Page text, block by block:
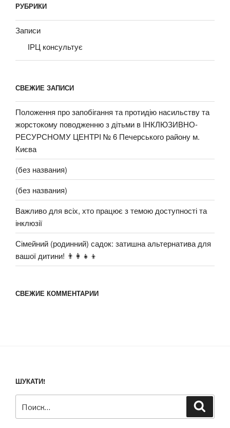
РУБРИКИ
Записи
ІРЦ консультує
СВЕЖИЕ ЗАПИСИ
Положення про запобігання та протидію насильству та
жорстокому поводженню з дітьми в ІНКЛЮЗИВНО-
РЕСУРСНОМУ ЦЕНТРІ № 6 Печерського району м.
Києва
(без названия)
(без названия)
Важливо для всіх, хто працює з темою доступності та
інклюзії
Сімейний (родинний) садок: затишна альтернатива для
вашої дитини! 👨‍👩‍👧‍👦
СВЕЖИЕ КОММЕНТАРИИ
ШУКАТИ!